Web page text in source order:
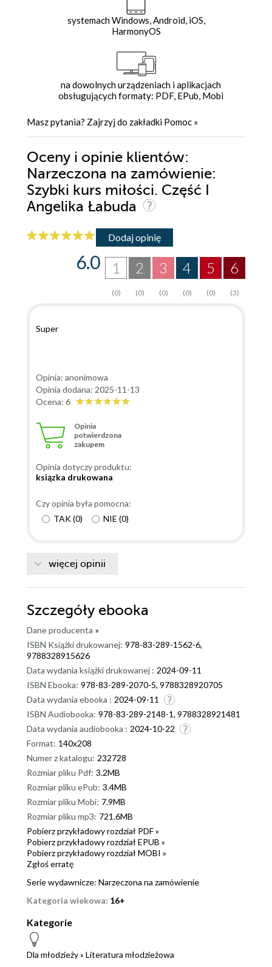
systemach Windows, Android, iOS,
HarmonyOS
na dowolnych urządzeniach i aplikacjach
obsługujących formaty: PDF, EPub, Mobi
Masz pytania? Zajrzyj do zakładki Pomoc »
Oceny i opinie klientów:
Narzeczona na zamówienie:
Szybki kurs miłości. Część I
Angelika Łabuda
Dodaj opinię
6
(3)
5
(0)
4
(0)
3
(0)
2
(0)
1
(0)
6.0
Super
Opinia: anonimowa
Opinia dodana: 2025-11-13
Ocena: 6
Opinia
potwierdzona
zakupem
Opinia dotyczy produktu:
ksiązka drukowana
Czy opinia była pomocna:
TAK(0) NIE (0)
więcej opinii
Szczegóły ebooka
Dane producenta »
ISBN Książki drukowanej: 978-83-289-1562-6,
9788328915626
Data wydania książki drukowanej : 2024-09-11
ISBN Ebooka: 978-83-289-2070-5, 9788328920705
Data wydania ebooka : 2024-09-11
ISBN Audiobooka: 978-83-289-2148-1, 9788328921481
Data wydania audiobooka : 2024-10-22
Format: 140x208
Numer z katalogu: 232728
Rozmiar pliku Pdf: 3.2MB
Rozmiar pliku ePub: 3.4MB
Rozmiar pliku Mobi: 7.9MB
Rozmiar pliku mp3: 721.6MB
Pobierz przykładowy rozdział PDF »
Pobierz przykładowy rozdział EPUB »
Pobierz przykładowy rozdział MOBI »
Zgłoś erratę
Serie wydawnicze: Narzeczona na zamówienie
Kategoria wiekowa: 16+
Kategorie
Dla młodzieży» Literatura młodzieżowa